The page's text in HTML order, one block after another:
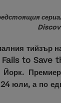
тийзър
Fails to Save
юли, а по